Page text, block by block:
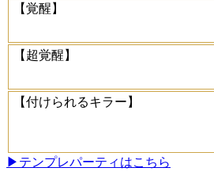
【覚醒】
【超覚醒】
【付けられるキラー】
▶テンプレパーティはこちら